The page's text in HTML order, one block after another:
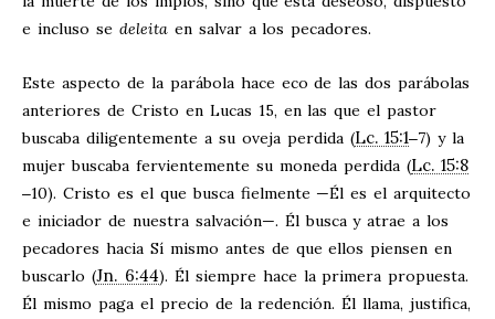
e incluso se deleitaen salvar a los pecadores.
Este aspecto de la parábola hace eco de las dos parábolas
anteriores de Cristo en Lucas 15, en las que el pastor
buscaba diligentemente a su oveja perdida (Lc. 15:1‒7) y la
mujer buscaba fervientemente su moneda perdida (Lc. 15:8
‒10). Cristo es el que busca fielmente —Él es el arquitecto
e iniciador de nuestra salvación—. Él busca y atrae a los
pecadores hacia Sí mismo antes de que ellos piensen en
buscarlo (Jn. 6:44). Él siempre hace la primera propuesta.
Él mismo paga el precio de la redención. Él llama, justifica,